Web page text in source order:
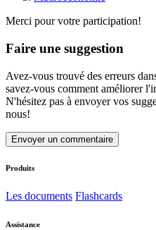
Merci pour votre participation!
Faire une suggestion
Avez-vous trouvé des erreurs
savez-vous comment améliorer
N'hésitez pas à envoyer vos
nous!
Envoyer un commentaire
Produits
Les documents Flashcards
Assistance